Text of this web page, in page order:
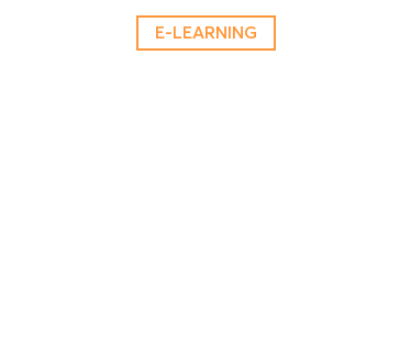
E-LEARNING